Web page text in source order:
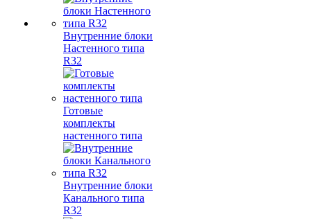
Внутренние блоки
Настенного типа
R32
Готовые
комплекты
настенного типа
Внутренние блоки
Канального типа
R32